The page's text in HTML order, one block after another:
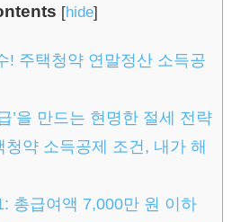
[hide]
! 주택청약 연말정산 소득공
’을 만드는 현명한 절세 전략
청약 소득공제 조건, 내가 해
총급여액 7,000만 원 이하